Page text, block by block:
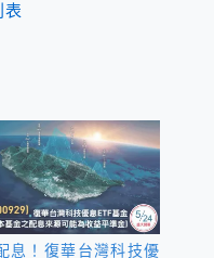
表
息！復華台灣科技優